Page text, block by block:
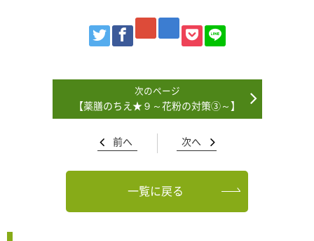
【薬膳のちえ★９～花粉の対策③～】
前へ 次へ
一覧に戻る